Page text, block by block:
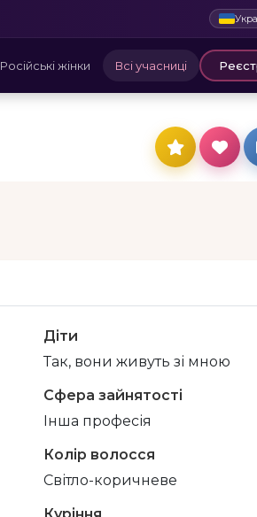
Російські жінки Всі учасниці
Діти
Так, вони живуть зі мною
Сфера зайнятості
Інша професія
Колір волосся
Світло-коричневе